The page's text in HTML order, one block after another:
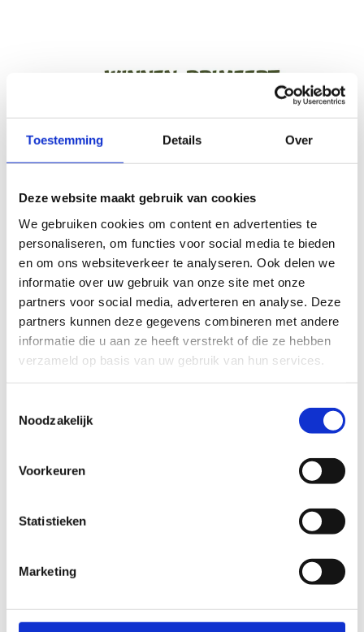
Toestemming Details Over
Deze website maakt gebruik van cookies
We gebruiken cookies om content en advertenties te
personaliseren, om functies voor social media te bieden
en om ons websiteverkeer te analyseren. Ook delen we
informatie over uw gebruik van onze site met onze
partners voor social media, adverteren en analyse. Deze
partners kunnen deze gegevens combineren met andere
informatie die u aan ze heeft verstrekt of die ze hebben
verzameld op basis van uw gebruik van hun services.
Noodzakelijk
Voorkeuren
Statistieken
Marketing
Is kiezen verliezen?
Competitiesport draait niet zelden enkel rond
winnen. Dat leidt tot onevenwichtige kampen,
agressief spel, gebrek aan fair play en aan respect
aan bod.
Met onze campagne "Is kiezen verliezen" tonen
we met tien voorbeelden uit de praktijk dat het
en uitdaging.